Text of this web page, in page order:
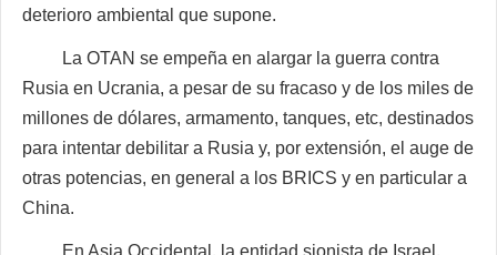
deterioro ambiental que supone.
La OTAN se empeña en alargar la guerra contra
Rusia en Ucrania, a pesar de su fracaso y de los miles de
millones de dólares, armamento, tanques, etc, destinados
para intentar debilitar a Rusia y, por extensión, el auge de
otras potencias, en general a los BRICS y en particular a
China.
En Asia Occidental, la entidad sionista de Israel,